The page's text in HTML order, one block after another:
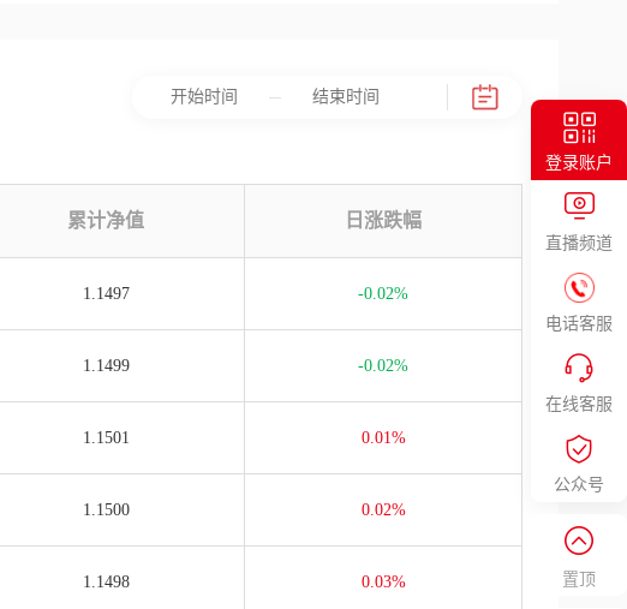
登录账户
直播频道
电话客服
在线客服
公众号
置顶
累计净值 日涨跌幅
1.1497 -0.02%
1.1499 -0.02%
1.1501 0.01%
1.1500 0.02%
1.1498 0.03%